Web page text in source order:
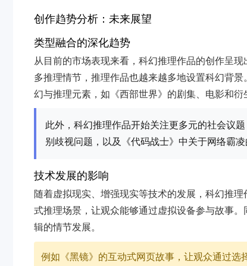
创作趋势分析：未来展望
类型融合的深化趋势
从目前的市场表现来看，科幻推理作品的创作呈
多推理情节，推理作品也越来越多地设置科幻背
幻与推理元素，如《西部世界》的剧集、电影和衍
此外，科幻推理作品开始关注更多元的社会议
别歧视问题，以及《代码战士》中关于网络霸
技术发展的影响
随着虚拟现实、增强现实等技术的发展，科幻推
式推理场景，让观众能够通过虚拟设备参与故事
辑的情节发展。
例如《黑镜》的互动式网页故事，让观众通过选